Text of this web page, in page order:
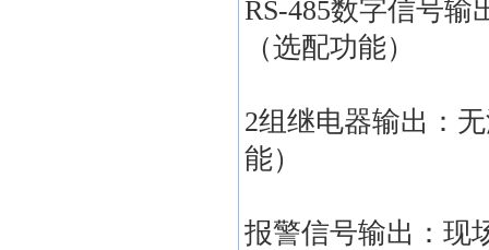
RS-485数字信号输
（选配功能）
2组继电器输出：
能）
报警信号输出：现